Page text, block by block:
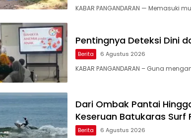
KABAR PANGANDARAN — Memasuki
Pentingnya Deteksi Dini
Berita 6 Agustus 2026
KABAR PANGANDARAN – ​Guna
Dari Ombak Pantai
Keseruan Batukaras Surf
Berita 6 Agustus 2026